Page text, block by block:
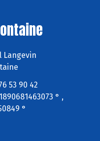
Langevin
53 90 42
° ,
°